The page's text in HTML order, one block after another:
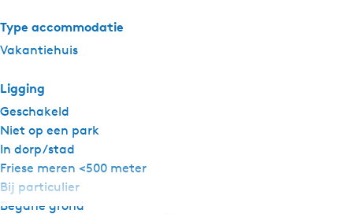
Type accommodatie
Vakantiehuis
Ligging
Geschakeld
Niet op een park
In dorp/stad
Friese meren <500 meter
Bij particulier
Begane grond